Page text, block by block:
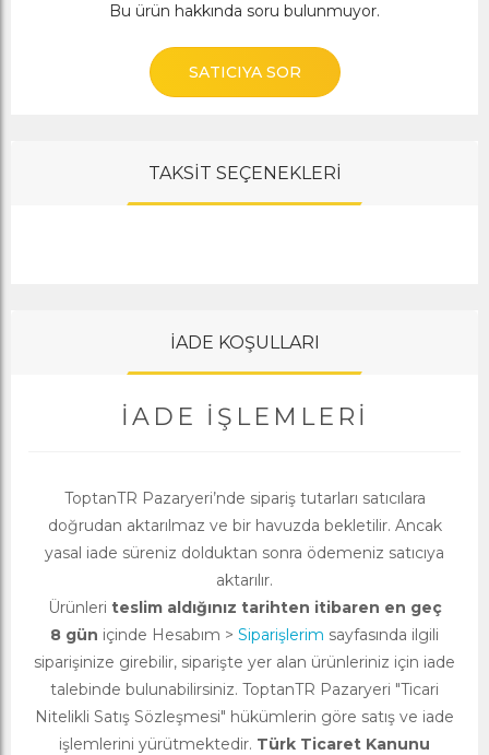
Bu ürün hakkında soru bulunmuyor.
SATICIYA SOR
TAKSİT SEÇENEKLERİ
İADE KOŞULLARI
İADE İŞLEMLERI
ToptanTR Pazaryeri’nde sipariş tutarları satıcılara
doğrudan aktarılmaz ve bir havuzda bekletilir. Ancak
yasal iade süreniz dolduktan sonra ödemeniz satıcıya
aktarılır.
Ürünleri teslim aldığınız tarihten itibaren en geç
8 gün içinde Hesabım > Siparişlerim sayfasında ilgili
siparişinize girebilir, siparişte yer alan ürünleriniz için iade
talebinde bulunabilirsiniz. ToptanTR Pazaryeri "Ticari
Nitelikli Satış Sözleşmesi" hükümlerin göre satış ve iade
işlemlerini yürütmektedir. Türk Ticaret Kanunu